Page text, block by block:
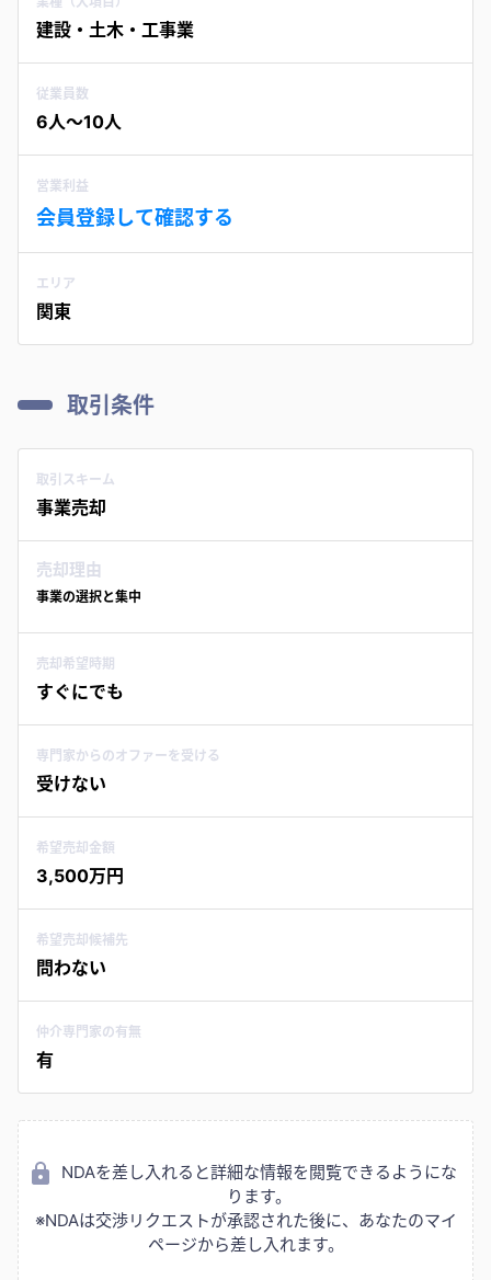
建設・土木・工事業
従業員数
6人〜10人
営業利益
会員登録して確認する
エリア
関東
取引条件
取引スキーム
事業売却
売却理由
事業の選択と集中
売却希望時期
すぐにでも
専門家からのオファーを受ける
受けない
希望売却金額
3,500万円
希望売却候補先
問わない
仲介専門家の有無
有
NDAを差し入れると詳細な情報を閲覧できるようにな
ります。
※NDAは交渉リクエストが承認された後に、あなたのマイ
ページから差し入れます。